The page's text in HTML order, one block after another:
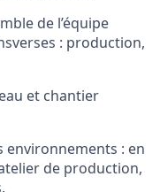
de l’équipe
: production,
et chantier
environnements : en
de production,